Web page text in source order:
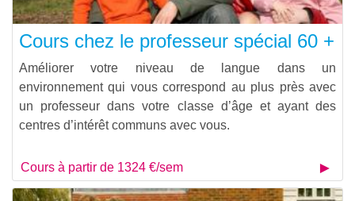
Cours chez le professeur spécial 60 +
Améliorer votre niveau de langue dans un
environnement qui vous correspond au plus près avec
un professeur dans votre classe d’âge et ayant des
centres d’intérêt communs avec vous.
Cours à partir de 1324 €/sem